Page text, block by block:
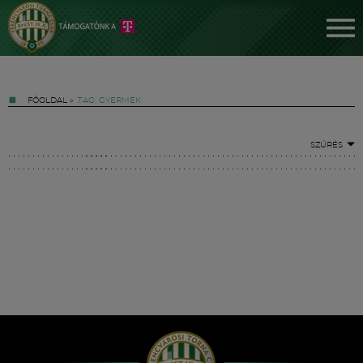
FŐOLDAL » TAG: GYERMEK
SZŰRÉS
Hírek